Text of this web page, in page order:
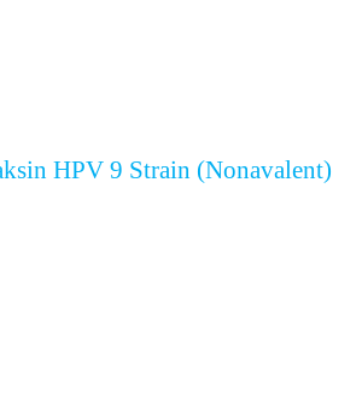
HPV 9 Strain (Nonavalent)